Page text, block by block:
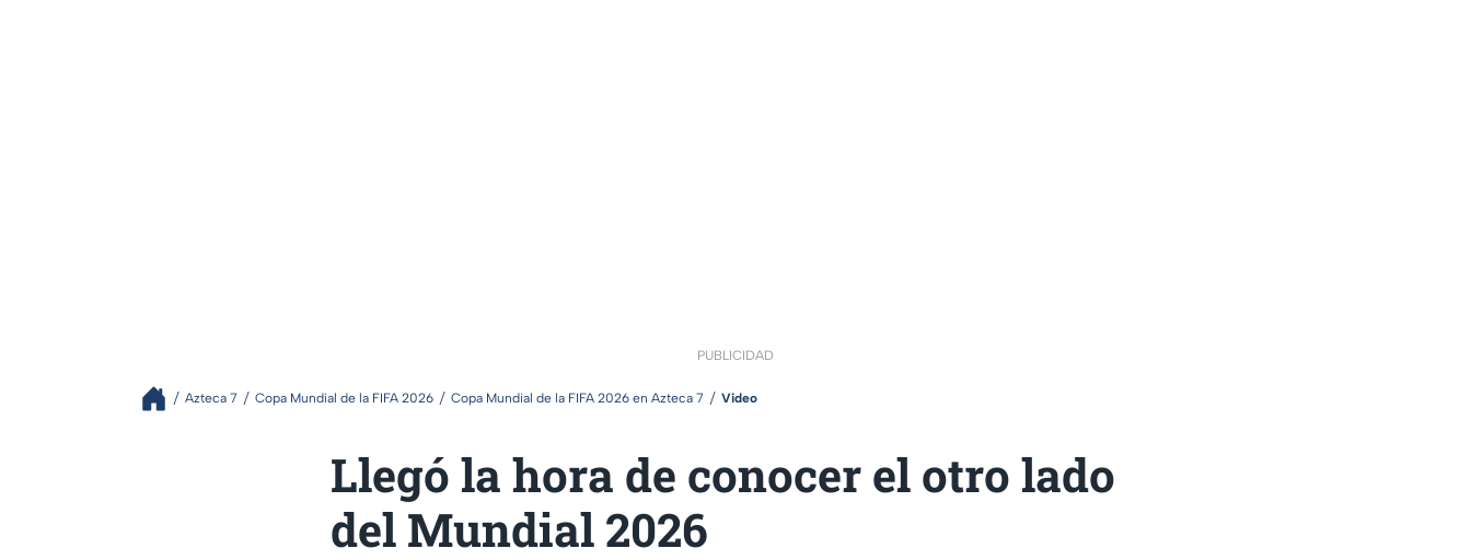
PUBLICIDAD
Azteca 7 Copa Mundial de la FIFA 2026 Copa Mundial de la FIFA 2026 en Azteca 7 Video
Llegó la hora de conocer el otro lado
del Mundial 2026